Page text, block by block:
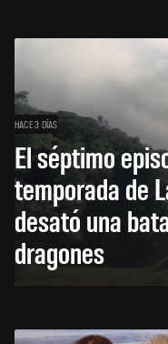
HACE 3 DÍAS
El séptimo
temporada de
desató una
dragones